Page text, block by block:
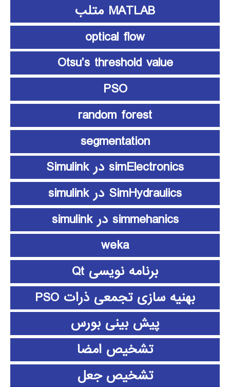
MATLAB متلب
optical flow
Otsu’s threshold value
PSO
random forest
segmentation
simElectronics در Simulink
SimHydraulics در simulink
simmehanics در simulink
weka
برنامه نویسی Qt
بهنیه سازی تجمعی ذرات PSO
پیش بینی بورس
تشخیص امضا
تشخیص جعل